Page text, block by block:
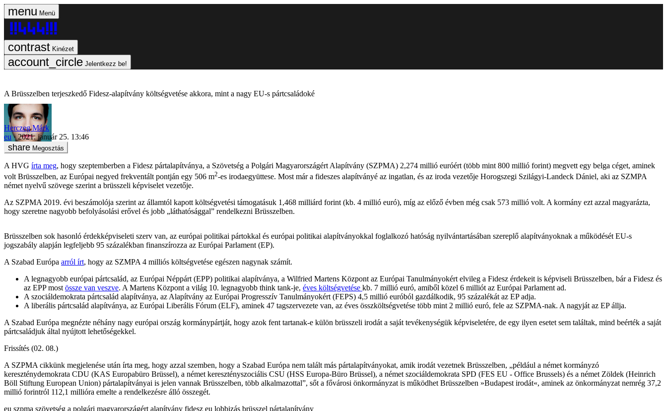
Menü
Kinézet
Jelentkezz be!
A Brüsszelben terjeszkedő Fidesz-alapítvány költségvetése akkora, mint a nagy EU-s pártcsaládoké
Herczeg Márk
eu
2021. január 25. 13:46
Megosztás
A HVG írta meg, hogy szeptemberben a Fidesz pártalapítványa, a Szövetség a Polgári Magyarországért Alapítvány (SZPMA) 2,274 millió euróért (több mint 800 millió forint) megvett egy belga céget, aminek
volt Brüsszelben, az Európai negyed frekventált pontján egy 506 m2-es irodaegyüttese. Most már a fideszes alapítványé az ingatlan, és az iroda vezetője Horogszegi Szilágyi-Landeck Dániel, aki az SZMPA
német nyelvű szövege szerint a brüsszeli képviselet vezetője.
Az SZPMA 2019. évi beszámolója szerint az államtól kapott költségvetési támogatásuk 1,468 milliárd forint (kb. 4 millió euró), míg az előző évben még csak 573 millió volt. A kormány ezt azzal magyarázta,
hogy szeretne nagyobb befolyásolási erővel és jobb „láthatósággal” rendelkezni Brüsszelben.
Brüsszelben sok hasonló érdekképviseleti szerv van, az európai politikai pártokkal és európai politikai alapítványokkal foglalkozó hatóság nyilvántartásában szereplő alapítványoknak a működését EU-s
jogszabály alapján legfeljebb 95 százalékban finanszírozza az Európai Parlament (EP).
A Szabad Európa arról írt, hogy az SZMPA 4 milliós költségvetése egészen nagynak számít.
A legnagyobb európai pártcsalád, az Európai Néppárt (EPP) politikai alapítványa, a Wilfried Martens Központ az Európai Tanulmányokért elvileg a Fidesz érdekeit is képviseli Brüsszelben, bár a Fidesz és
az EPP most össze van veszve. A Martens Központ a világ 10. legnagyobb think tank-je, éves költségvetése kb. 7 millió euró, amiből közel 6 milliót az Európai Parlament ad.
A szociáldemokrata pártcsalád alapítványa, az Alapítvány az Európai Progresszív Tanulmányokért (FEPS) 4,5 millió euróból gazdálkodik, 95 százalékát az EP adja.
A liberális pártcsalád alapítványa, az Európai Liberális Fórum (ELF), aminek 47 tagszervezete van, az éves összköltségvetése több mint 2 millió euró, fele az SZPMA-nak. A nagyját az EP állja.
A Szabad Európa megnézte néhány nagy európai ország kormánypártját, hogy azok fent tartanak-e külön brüsszeli irodát a saját tevékenységük képviseletére, de egy ilyen esetet sem találtak, mind beérték a saját
pártcsaládjuk által nyújtott lehetőségekkel.
Frissítés (02. 08.)
A SZPMA cikkünk megjelenése után írta meg, hogy azzal szemben, hogy a Szabad Európa nem talált más pártalapítványokat, amik irodát vezetnek Brüsszelben, „például a német kormányzó
kereszténydemokrata CDU (KAS Europabüro Brüssel), a német keresztényszociális CSU (HSS Europa-Büro Brüssel), a német szociáldemokrata SPD (FES EU - Office Brussels) és a német Zöldek (Heinrich
Böll Stiftung European Union) pártalapítványai is jelen vannak Brüsszelben, több alkalmazottal”, sőt a fővárosi önkormányzat is működhet Brüsszelben »Budapest irodát«, aminek az önkormányzat nemrég 37,2
millió forintról 112,1 millióra emelte a rendelkezésre álló összegét.
eu szpma szövetség a polgári magyarországért alapítvány fidesz eu lobbizás brüsszel pártalapítvány